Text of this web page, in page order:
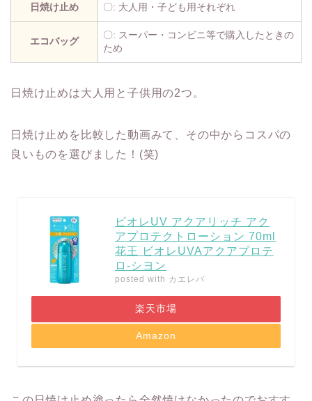
日焼け止め 〇: 大人用・子ども用それぞれ
エコバッグ
〇: スーパー・コンビニ等で購入したときの
ため
日焼け止めは大人用と子供用の2つ。
日焼け止めを比較した動画みて、その中からコスパの
良いものを選びました！(笑)
ビオレUV アクアリッチ アク
アプロテクトローション 70ml
花王 ビオレUVAアクアプロテ
ロ-シヨン
posted with カエレバ
楽天市場
Amazon